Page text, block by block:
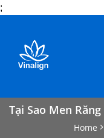
;
content
Tại Sao Men Răng
Home